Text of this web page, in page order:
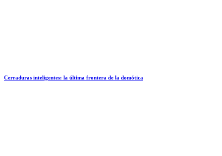
Cerraduras inteligentes: la última frontera de la domótica